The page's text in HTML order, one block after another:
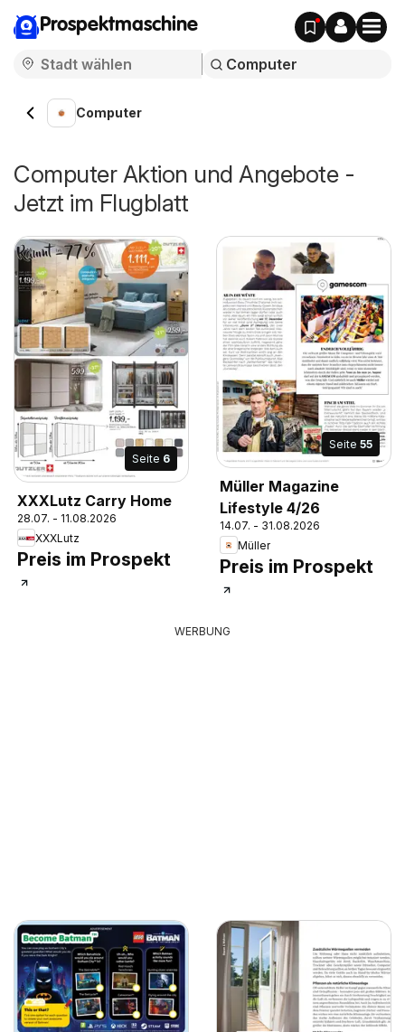
Prospektmaschine
Computer
Computer Aktion und Angebote -
Jetzt im Flugblatt
Seite 6
XXXLutz Carry Home
28.07. - 11.08.2026
XXXLutz
Preis im Prospekt
Seite 55
Müller Magazine
Lifestyle 4/26
14.07. - 31.08.2026
Müller
Preis im Prospekt
WERBUNG